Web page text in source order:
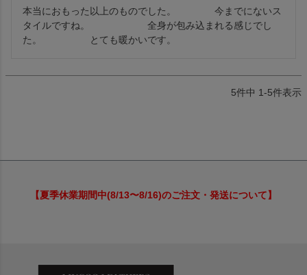
本当におもった以上のものでした。　　　　今までにないス
タイルですね。　　　　　　全身が包み込まれる感じでし
た。　　　　　とても暖かいです。
5件中 1-5件表示
【夏季休業期間中(8/13〜8/16)のご注文・発送について】